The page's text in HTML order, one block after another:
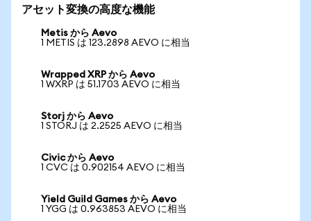
アセット変換の高度な機能
Metis から Aevo
1 METIS は 123.2898 AEVO に相当
Wrapped XRP から Aevo
1 WXRP は 51.1703 AEVO に相当
Storj から Aevo
1 STORJ は 2.2525 AEVO に相当
Civic から Aevo
1 CVC は 0.902154 AEVO に相当
Yield Guild Games から Aevo
1 YGG は 0.963853 AEVO に相当